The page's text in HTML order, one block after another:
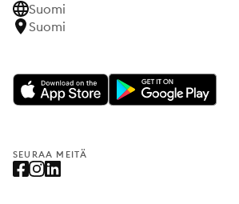
Suomi
Suomi
SEURAA MEITÄ